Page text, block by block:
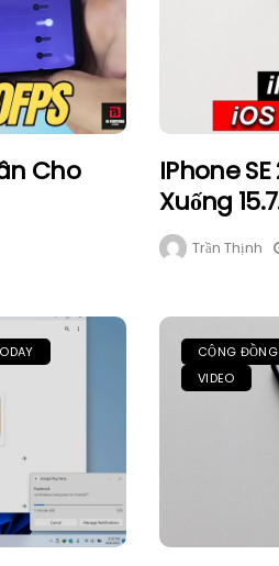
Cho
IPhone SE
Xuống
Trần Thịnh
CỘNG ĐỒNG
VIDEO